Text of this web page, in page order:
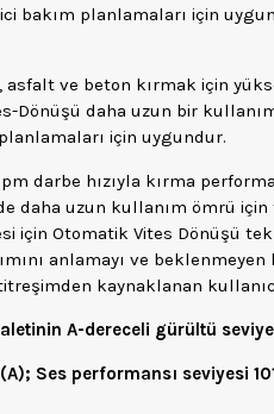
bakım planlamaları için
asfalt ve beton kırmak için
Dönüşü daha uzun bir
için uygundur.
darbe hızıyla kırma
daha uzun kullanım ömrü için
için Otomatik Vites Dönüşü
anlamayı ve
kaynaklanan
A-dereceli gürültü
Ses performansı seviyesi